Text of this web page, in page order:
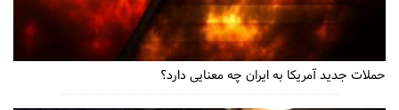
حملات جدید آمریکا به ایران چه معنایی دارد؟